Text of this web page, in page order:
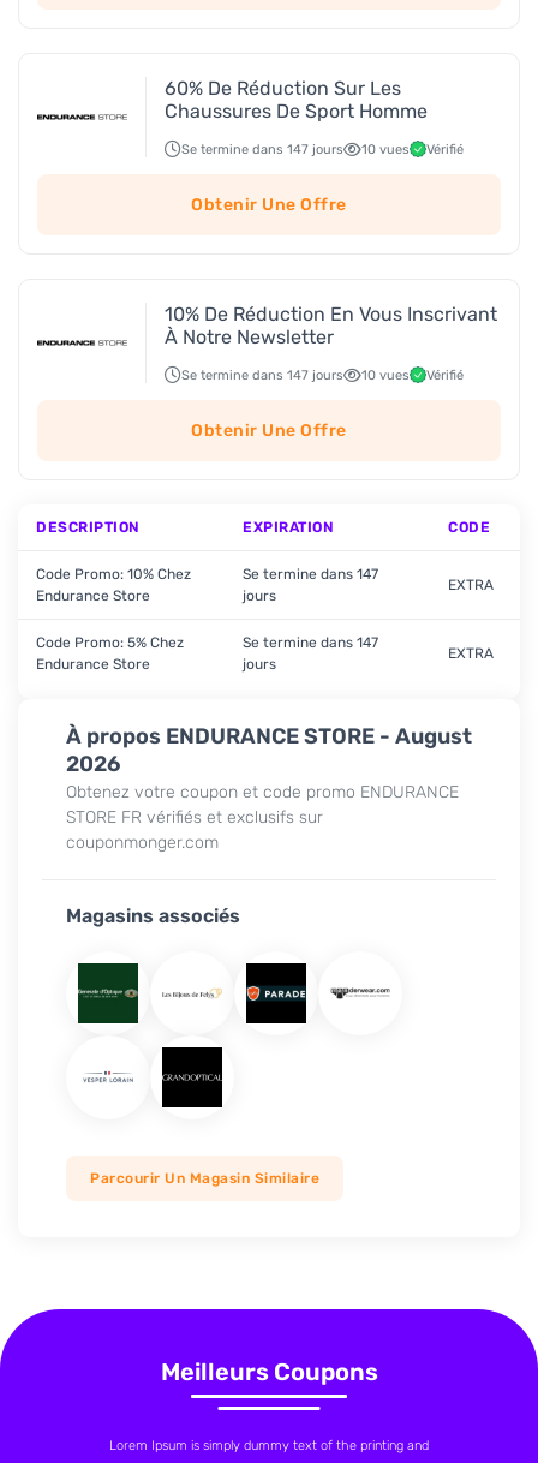
À propos ENDURANCE STORE - August
2026
Obtenez votre coupon et code promo ENDURANCE
STORE FR vérifiés et exclusifs sur
couponmonger.com
Magasins associés
Parcourir Un Magasin Similaire
60% De Réduction Sur Les
Chaussures De Sport Homme
Se termine dans 147 jours 10 vues Vérifié
Obtenir Une Offre
10% De Réduction En Vous Inscrivant
À Notre Newsletter
Se termine dans 147 jours 10 vues Vérifié
Obtenir Une Offre
DESCRIPTION EXPIRATION CODE
Code Promo: 10% Chez
Endurance Store
Se termine dans 147
jours
EXTRA
Code Promo: 5% Chez
Endurance Store
Se termine dans 147
jours
EXTRA
Meilleurs Coupons
Lorem Ipsum is simply dummy text of the printing and